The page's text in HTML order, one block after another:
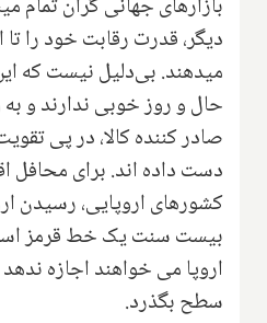
بازار‌های جهانی گران تمام
دیگر، قدرت رقابت خود را
میدهند. بی‌دلیل نیست که
حال و روز خوبی ندارند و
صادر کننده کالا، در پی
دست داده اند. برای محافل
کشورهای اروپایی، رسیدن
بیست سنت یک خط قرمز
اروپا می خواهند اجازه
سطح بگذرد.